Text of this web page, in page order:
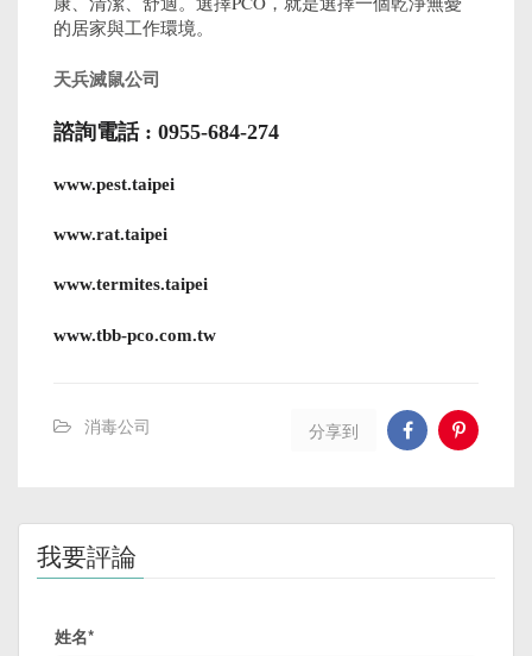
的居家與工作環境。
天兵滅鼠公司
諮詢電話 : 0955-684-274
www.pest.taipei
www.rat.taipei
www.termites.taipei
www.tbb-pco.com.tw
消毒公司 分享到
我要評論
姓名*